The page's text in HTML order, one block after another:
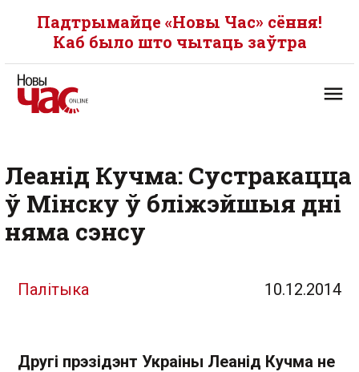
Падтрымайце «Новы Час» сёння!
Каб было што чытаць заўтра
Леанід Кучма: Сустракацца
ў Мінску ў бліжэйшыя дні
няма сэнсу
Палітыка 10.12.2014
Другі прэзідэнт Украіны Леанід Кучма не